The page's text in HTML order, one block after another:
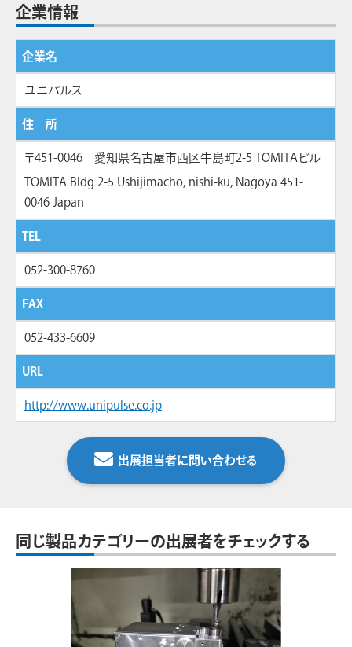
企業情報
企業名
ユニパルス
住 所
〒451-0046 愛知県名古屋市西区牛島町2-5 TOMITAビル
TOMITA Bldg 2-5 Ushijimacho, nishi-ku, Nagoya 451-
0046 Japan
TEL
052-300-8760
FAX
052-433-6609
URL
http://www.unipulse.co.jp
出展担当者に問い合わせる
同じ製品カテゴリーの出展者をチェックする